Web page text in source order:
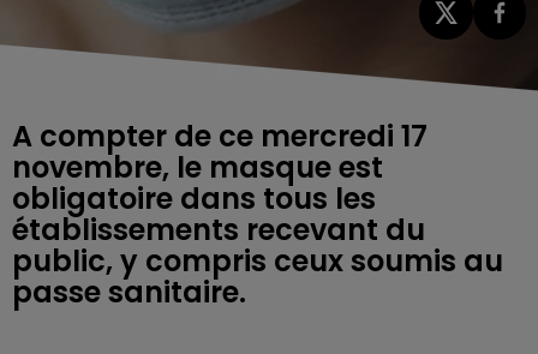
A compter de ce mercredi 17
novembre, le masque est
obligatoire dans tous les
établissements recevant du
public, y compris ceux soumis au
passe sanitaire.